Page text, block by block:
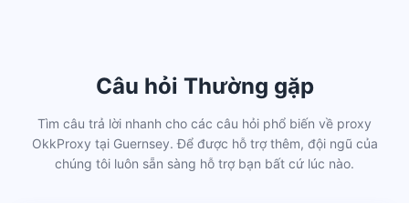
Câu hỏi Thường gặp
Tìm câu trả lời nhanh cho các câu hỏi phổ biến về proxy
OkkProxy tại Guernsey. Để được hỗ trợ thêm, đội ngũ của
chúng tôi luôn sẵn sàng hỗ trợ bạn bất cứ lúc nào.